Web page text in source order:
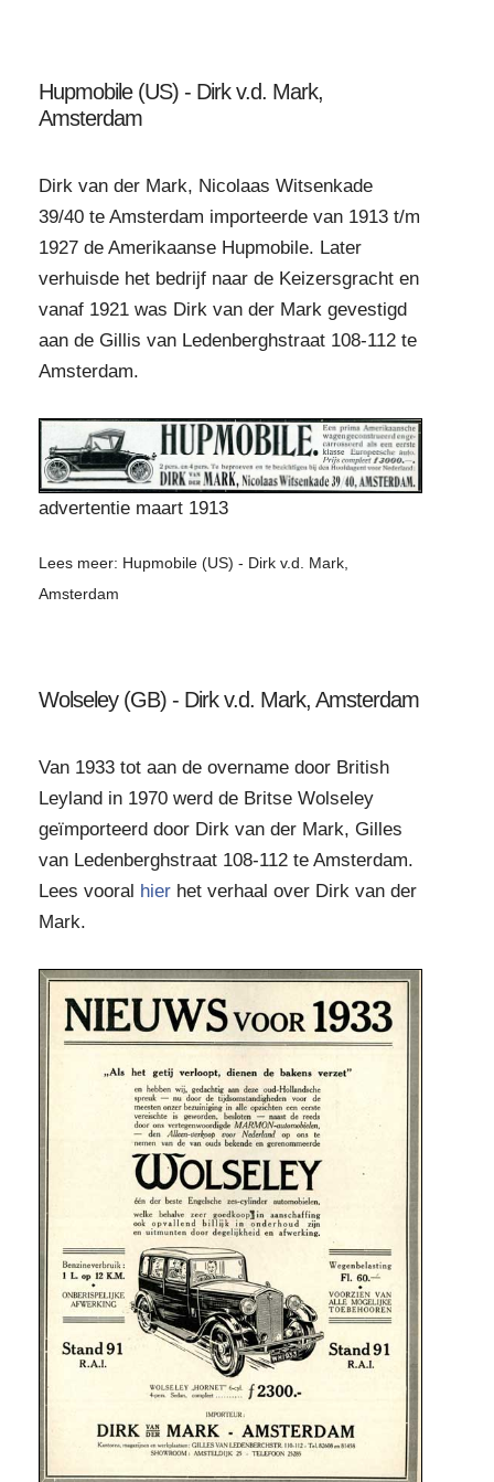
Hupmobile (US) - Dirk v.d. Mark,
Amsterdam
Dirk van der Mark, Nicolaas Witsenkade
39/40 te Amsterdam importeerde van 1913 t/m
1927 de Amerikaanse Hupmobile. Later
verhuisde het bedrijf naar de Keizersgracht en
vanaf 1921 was Dirk van der Mark gevestigd
aan de Gillis van Ledenberghstraat 108-112 te
Amsterdam.
advertentie maart 1913
Lees meer: Hupmobile (US) - Dirk v.d. Mark,
Amsterdam
Wolseley (GB) - Dirk v.d. Mark, Amsterdam
Van 1933 tot aan de overname door British
Leyland in 1970 werd de Britse Wolseley
geïmporteerd door Dirk van der Mark, Gilles
van Ledenberghstraat 108-112 te Amsterdam.
Lees vooral hier het verhaal over Dirk van der
Mark.